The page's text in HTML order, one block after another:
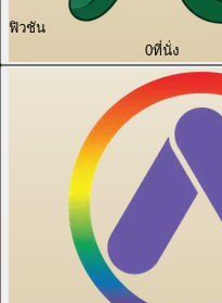
ฟิวชัน
0ที่นั่ง